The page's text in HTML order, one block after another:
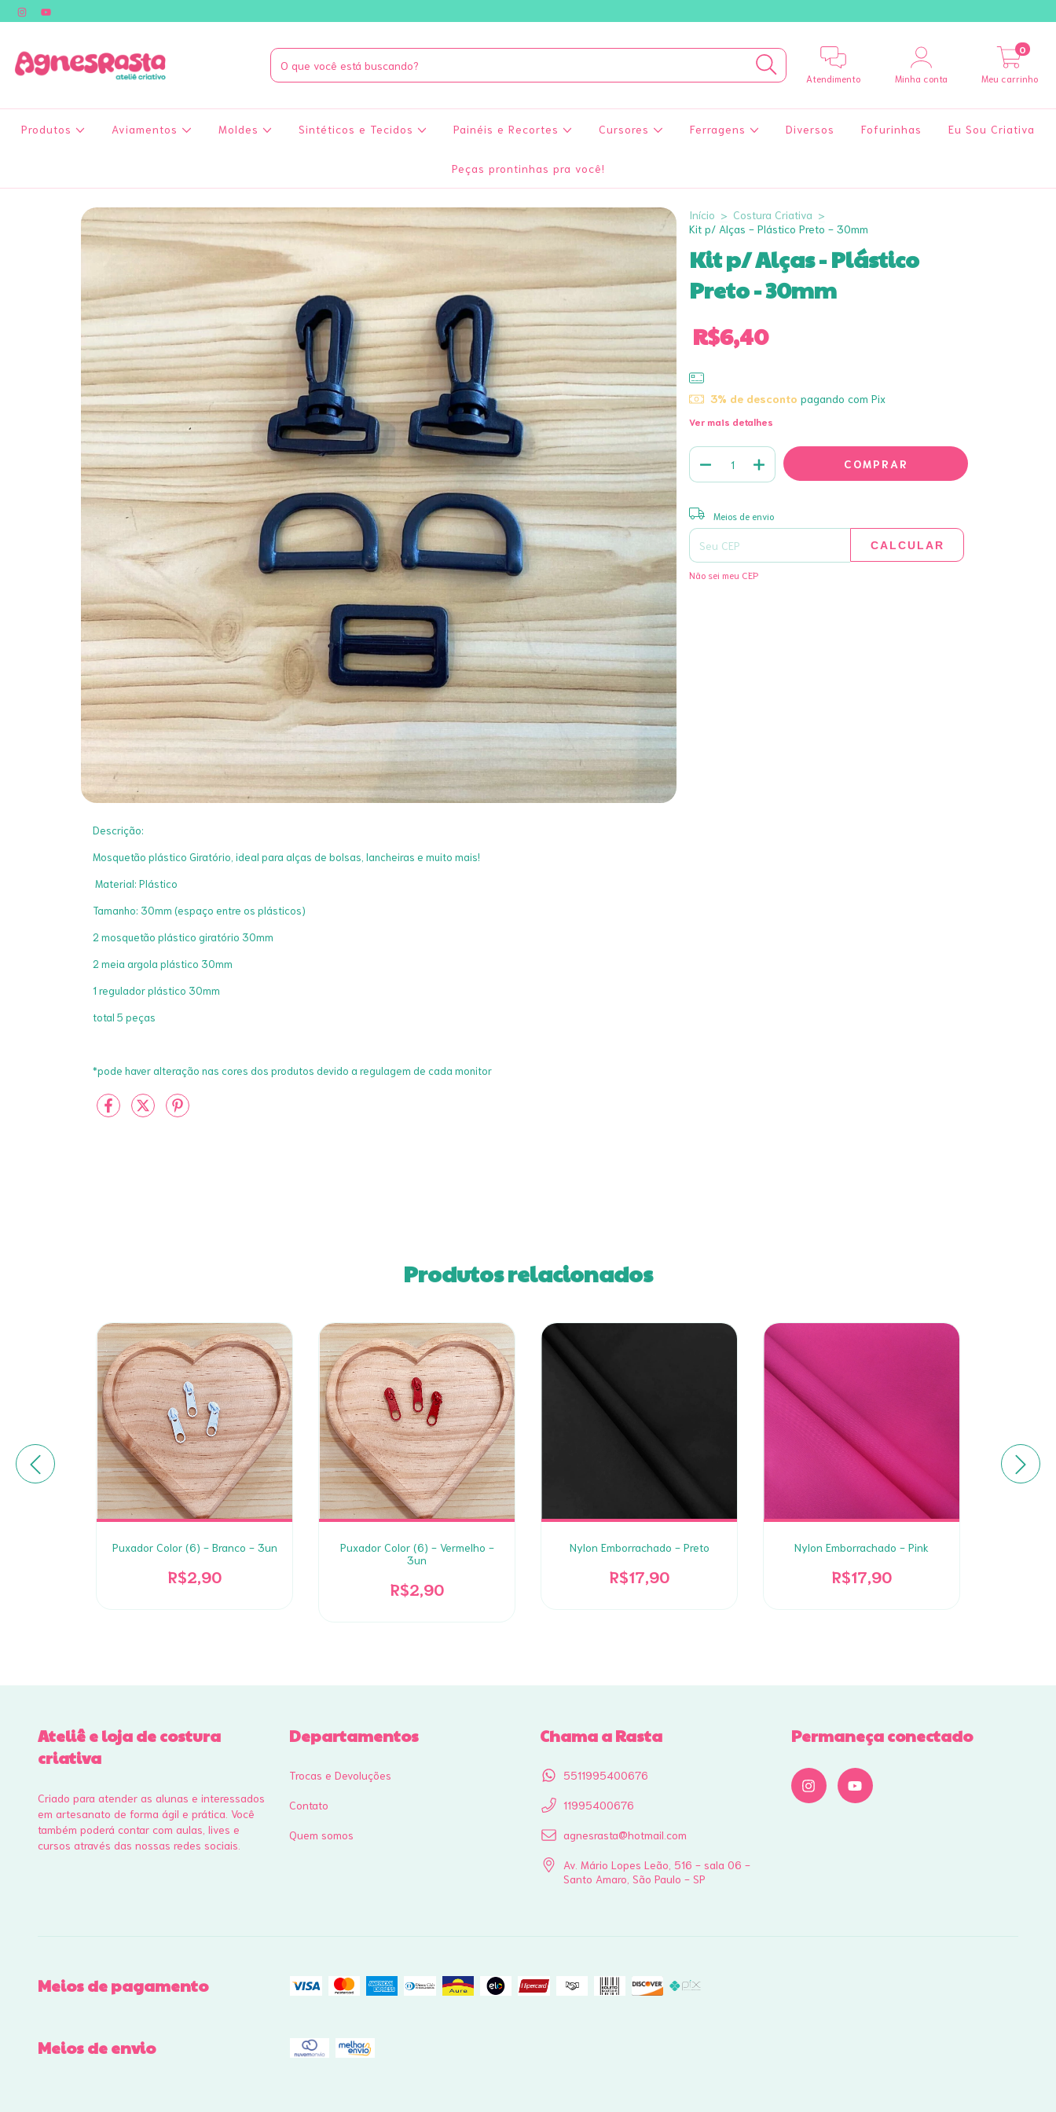
Atendimento Minha conta Meu carrinho
0
Produtos Aviamentos Moldes Sintéticos e Tecidos Painéis e Recortes Cursores Ferragens Diversos Fofurinhas Eu Sou Criativa
Peças prontinhas pra você!
Descrição:
Mosquetão plástico Giratório, ideal para alças de bolsas, lancheiras e muito mais!
Material: Plástico
Tamanho: 30mm (espaço entre os plásticos)
2 mosquetão plástico giratório 30mm
2 meia argola plástico 30mm
1 regulador plástico 30mm
total 5 peças
*pode haver alteração nas cores dos produtos devido a regulagem de cada monitor
Início > Costura Criativa >
Kit p/ Alças - Plástico Preto - 30mm
Kit p/ Alças - Plástico
Preto - 30mm
R$6,40
3% de desconto pagando com Pix
Ver mais detalhes
Entregas para o CEP:
Meios de envio
CALCULAR
Não sei meu CEP
Produtos relacionados
Puxador Color (6) - Branco - 3un
R$2,90
Puxador Color (6) - Vermelho -
3un
R$2,90
Nylon Emborrachado - Preto
R$17,90
Nylon Emborrachado - Pink
R$17,90
Ateliê e loja de costura
criativa
Criado para atender as alunas e interessados
em artesanato de forma ágil e prática. Você
também poderá contar com aulas, lives e
cursos através das nossas redes sociais.
Departamentos
Trocas e Devoluções
Contato
Quem somos
Chama a Rasta
5511995400676
11995400676
agnesrasta@hotmail.com
Av. Mário Lopes Leão, 516 - sala 06 -
Santo Amaro, São Paulo - SP
Permaneça conectado
Meios de pagamento
Meios de envio